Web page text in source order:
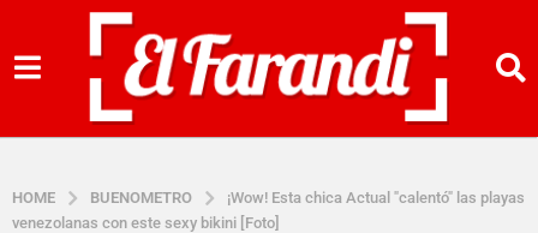
HOME BUENOMETRO
¡Wow! Esta chica Actual "calentó" las playas
venezolanas con este sexy bikini [Foto]